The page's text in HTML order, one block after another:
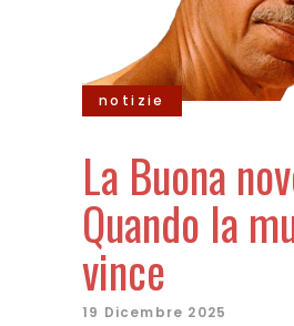
notizie
La Buona
Quando la
vince
19 Dicembre 2025